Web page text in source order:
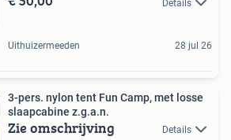
Details
Uithuizermeeden 28 jul 26
3-pers. nylon tent Fun Camp, met losse
slaapcabine z.g.a.n.
Zie omschrijving Details